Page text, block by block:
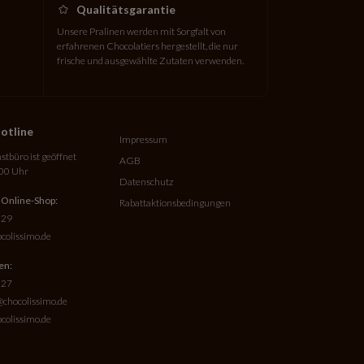
Qualitätsgarantie
Unsere Pralinen werden mit Sorgfalt von
erfahrenen Chocolatiers hergestellt, die nur
frische und ausgewählte Zutaten verwenden.
ist geöffnet
Uhr
Shop:
Impressum
AGB
Datenschutz
Rabattaktionsbedingungen